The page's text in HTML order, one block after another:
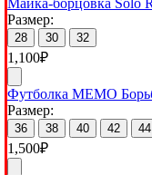
Размер:
28 30 32
1,100₽
Футболка МЕМО
Размер:
36 38 40 42 44
1,500₽